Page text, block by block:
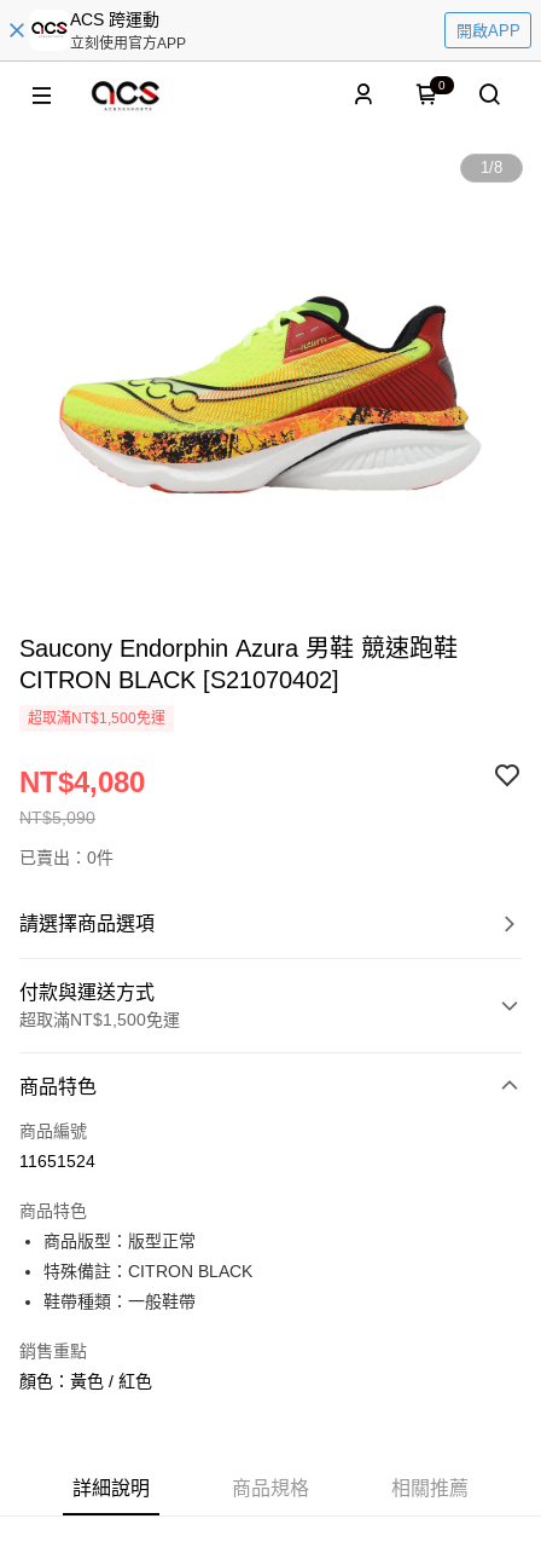
ACS 跨運動
立刻使用官方APP
開啟APP
0
1/8
Saucony Endorphin Azura 男鞋 競速跑鞋
CITRON BLACK [S21070402]
超取滿NT$1,500免運
NT$5,090
NT$4,080
已賣出：0件
請選擇商品選項
付款與運送方式
超取滿NT$1,500免運
信用卡一次付款
信用卡分期付款
合作金庫商業銀行
華南商業銀行
上海商業儲蓄銀行
國泰世華商業銀行
匯豐（台灣）商業銀行
聯邦商業銀行
台灣樂天信用卡公司
超商取貨付款
LINE Pay
街口支付
AFTEE先享後付
商品特色
商品編號
11651524
商品特色
商品版型：版型正常
特殊備註：CITRON BLACK
鞋帶種類：一般鞋帶
銷售重點
顏色：黃色 / 紅色
詳細說明 商品規格 相關推薦